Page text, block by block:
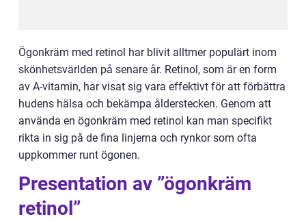
Ögonkräm med retinol har blivit alltmer populärt inom
skönhetsvärlden på senare år. Retinol, som är en form
av A-vitamin, har visat sig vara effektivt för att förbättra
hudens hälsa och bekämpa ålderstecken. Genom att
använda en ögonkräm med retinol kan man specifikt
rikta in sig på de fina linjerna och rynkor som ofta
uppkommer runt ögonen.
Presentation av ”ögonkräm
retinol”